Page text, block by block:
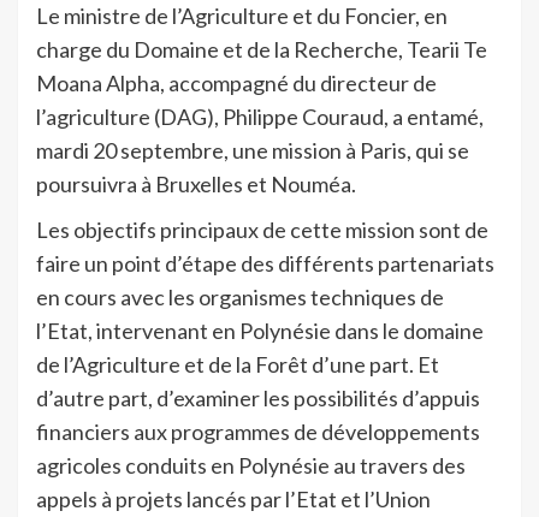
Le ministre de l’Agriculture et du Foncier, en
charge du Domaine et de la Recherche, Tearii Te
Moana Alpha, accompagné du directeur de
l’agriculture (DAG), Philippe Couraud, a entamé,
mardi 20 septembre, une mission à Paris, qui se
poursuivra à Bruxelles et Nouméa.
Les objectifs principaux de cette mission sont de
faire un point d’étape des différents partenariats
en cours avec les organismes techniques de
l’Etat, intervenant en Polynésie dans le domaine
de l’Agriculture et de la Forêt d’une part. Et
d’autre part, d’examiner les possibilités d’appuis
financiers aux programmes de développements
agricoles conduits en Polynésie au travers des
appels à projets lancés par l’Etat et l’Union